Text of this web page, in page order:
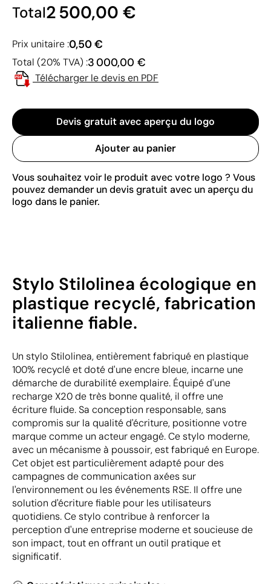
Total2 500,00 €
Prix unitaire :0,50 €
Total (20% TVA) :3 000,00 €
Télécharger le devis en PDF
Devis gratuit avec aperçu du logo
Ajouter au panier
Vous souhaitez voir le produit avec votre logo ? Vous
pouvez demander un devis gratuit avec un aperçu du
logo dans le panier.
Stylo Stilolinea écologique en
plastique recyclé, fabrication
italienne fiable.
Un stylo Stilolinea, entièrement fabriqué en plastique
100% recyclé et doté d'une encre bleue, incarne une
démarche de durabilité exemplaire. Équipé d'une
recharge X20 de très bonne qualité, il offre une
écriture fluide. Sa conception responsable, sans
compromis sur la qualité d'écriture, positionne votre
marque comme un acteur engagé. Ce stylo moderne,
avec un mécanisme à poussoir, est fabriqué en Europe.
Cet objet est particulièrement adapté pour des
campagnes de communication axées sur
l'environnement ou les événements RSE. Il offre une
solution d'écriture fiable pour les utilisateurs
quotidiens. Ce stylo contribue à renforcer la
perception d'une entreprise moderne et soucieuse de
son impact, tout en offrant un outil pratique et
significatif.